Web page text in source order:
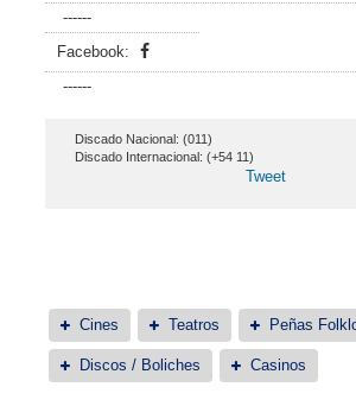
------
Facebook:
------
Discado Nacional: (011)
Discado Internacional: (+54 11)
Tweet
Cines Teatros Peñas
Discos / Boliches Casinos